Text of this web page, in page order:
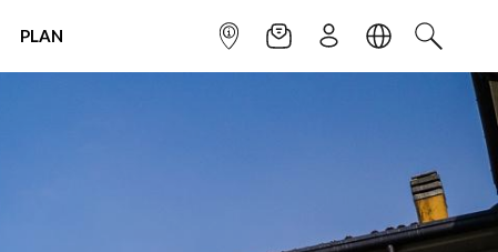
PLAN INFOPOINTNEWSLETTER
SIGN UPLANGUAGE
SEARCH